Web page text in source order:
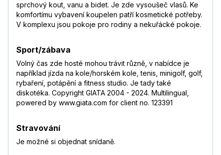
sprchový kout, vanu a bidet. Je zde vysoušeč vlasů. Ke
komfortímu vybavení koupelen patří kosmetické potřeby.
V komplexu jsou pokoje pro rodiny a nekuřácké pokoje.
Sport/zábava
Volný čas zde hosté mohou trávit různě, v nabídce je
například jízda na kole/horském kole, tenis, minigolf, golf,
rybaření, potápění a fitness studio. Je tady také
diskotéka. Copyright GIATA 2004 - 2024. Multilingual,
powered by www.giata.com for client no. 123391
Stravování
Je možné si objednat snídaně.